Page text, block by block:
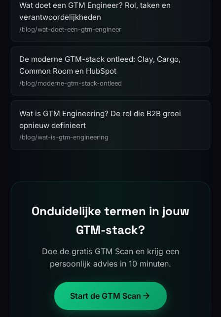
Wat doet een GTM Engineer? Rol, taken en
verantwoordelijkheden
/blog/wat-doet-een-gtm-engineer
De moderne GTM-stack ontleed: Clay, Cargo,
Common Room en HubSpot
/blog/moderne-gtm-stack-ontleed
Wat is GTM Engineering? De rol die B2B groei
opnieuw definieert
/blog/wat-is-gtm-engineering
Onduidelijke termen in jouw
GTM-stack?
Doe de gratis GTM Scan en krijg een
persoonlijk advies in 10 minuten.
Start de GTM Scan